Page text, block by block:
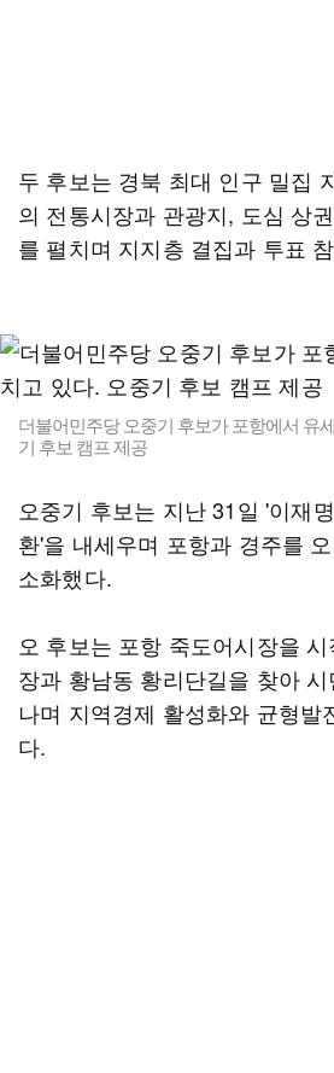
두 후보는 경북 최대 인구 밀집
의 전통시장과 관광지, 도심 상
를 펼치며 지지층 결집과 투표
더불어민주당 오중기 후보가 포항에서 유
기 후보 캠프 제공
오중기 후보는 지난 31일 '이재
환'을 내세우며 포항과 경주를
소화했다.
오 후보는 포항 죽도어시장을
장과 황남동 황리단길을 찾아
나며 지역경제 활성화와 균형발
다.